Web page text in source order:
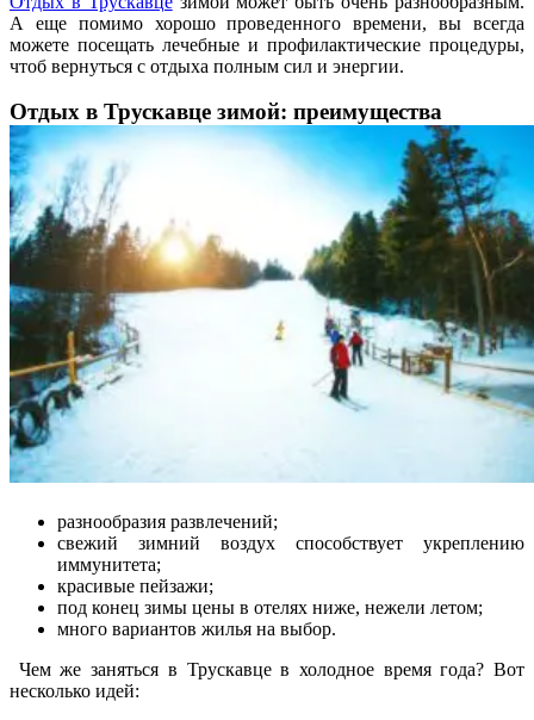
А еще помимо хорошо проведенного времени, вы всегда
можете посещать лечебные и профилактические процедуры,
чтоб вернуться с отдыха полным сил и энергии.
Отдых в Трускавце зимой: преимущества
разнообразия развлечений;
свежий зимний воздух способствует укреплению
иммунитета;
красивые пейзажи;
под конец зимы цены в отелях ниже, нежели летом;
много вариантов жилья на выбор.
Чем же заняться в Трускавце в холодное время года? Вот
несколько идей: